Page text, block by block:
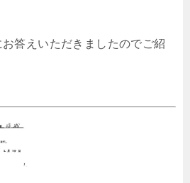
答えいただきましたのでご紹